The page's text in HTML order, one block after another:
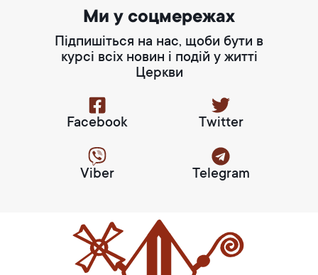
Ми у соцмережах
Підпишіться на нас, щоби бути в
курсі всіх новин і подій у житті
Церкви
Facebook Twitter
Viber Telegram